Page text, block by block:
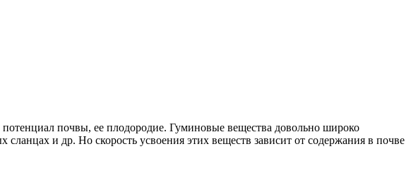
почвы, ее плодородие. Гуминовые вещества довольно широко
и др. Но скорость усвоения этих веществ зависит от содержания в почве